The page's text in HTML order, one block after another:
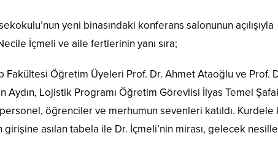
yeni binasındaki konferans salonunun açılışıyla
İçmeli ve aile fertlerinin yanı sıra;
Fakültesi Öğretim Üyeleri Prof. Dr. Ahmet Ataoğlu ve Prof.
Aydın, Lojistik Programı Öğretim Görevlisi İlyas Temel
öğrenciler ve merhumun sevenleri katıldı. Kurdele
girişine asılan tabela ile Dr. İçmeli’nin mirası, gelecek